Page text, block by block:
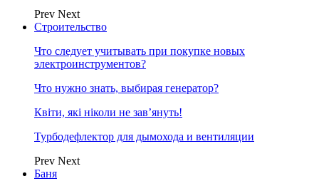
Prev Next
Строительство
Что следует учитывать при покупке новых
электроинструментов?
Что нужно знать, выбирая генератор?
Квіти, які ніколи не зав’януть!
Турбодефлектор для дымохода и вентиляции
Prev Next
Баня